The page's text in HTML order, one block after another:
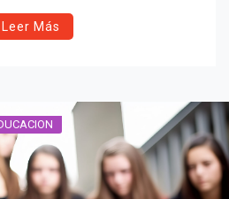
de un futuro más saludable y
Leer Más